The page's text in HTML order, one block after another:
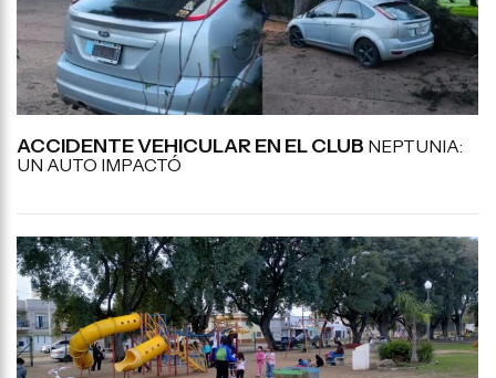
ACCIDENTE VEHICULAR EN EL CLUB NEPTUNIA:
UN AUTO IMPACTÓ